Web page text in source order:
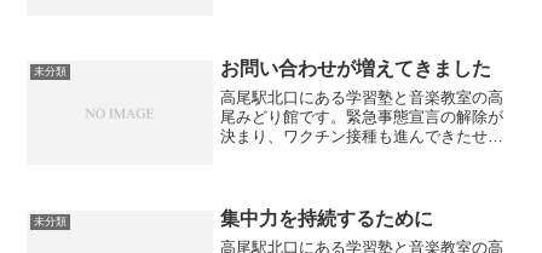
むチャンスです。英語を...
未分類 お問い合わせが増えてきました
高尾駅北口にある学習塾と音楽教室の高
尾みどり館です。緊急事態宣言の解除が
決まり、ワクチン接種も進んできたせい
げたいというのが親御さん...
未分類 集中力を持続するために
高尾駅北口にある学習塾と音楽教室の高